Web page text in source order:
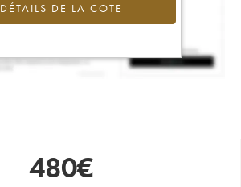
DÉTAILS DE LA COTE
480€